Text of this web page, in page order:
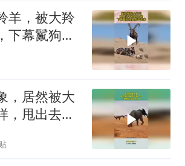
羊，被大羚
下幕鬣狗根
，居然被大
，甩出去见